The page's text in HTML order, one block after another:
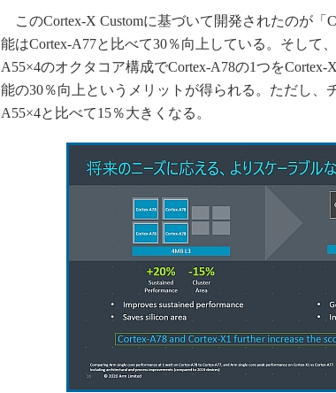
このCortex-X Customに基づいて開発されたのが「
能はCortex-A77と比べて30％向上している。そして
A55×4のオクタコア構成でCortex-A78の1つを
能の30％向上というメリットが得られる。ただし、
A55×4と比べて15％大きくなる。